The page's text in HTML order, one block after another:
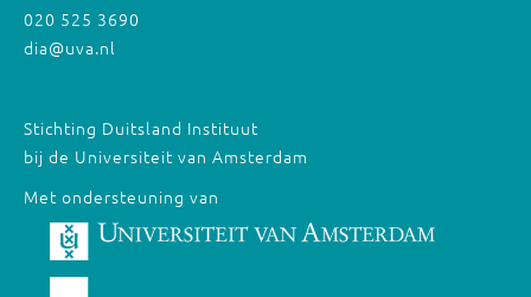
020 525 3690
dia@uva.nl
Stichting Duitsland Instituut
bij de Universiteit van Amsterdam
Met ondersteuning van